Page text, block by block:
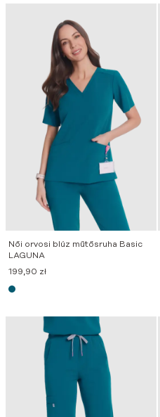
Női orvosi blúz műtősruha Basic
LAGUNA
199,90 zł